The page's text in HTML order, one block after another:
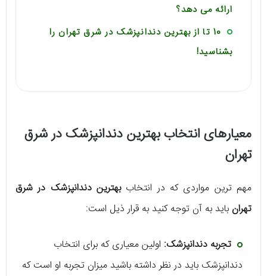
ارائه می دهد؟
10 تا از بهترین دندانپزشک در شرق تهران را
بشناسید!
معیارهای انتخاب بهترین دندانپزشک در شرق
تهران
مهم ترین مواردی که در انتخاببهترین دندانپزشک در شرق
تهران باید به آن توجه کنید به قرار ذیل است:
تجربه دندانپزشک: اولین معیاری که برای انتخاب
دندانپزشک باید در نظر داشته باشید میزان تجربه او است که